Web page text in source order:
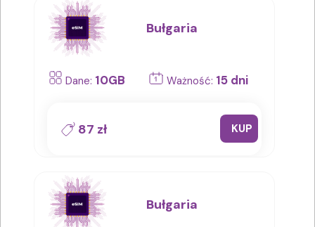
Bułgaria
Dane: 10GB Ważność: 15 dni
87 zł KUP
Bułgaria